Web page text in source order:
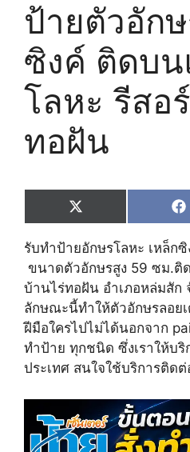
ป้ายตัวอัก
ซิงค์ ติดบน
โลหะ รีสอ
ทอฝัน
Share
on
X
(
T
w
i
t
t
e
r
)
F
c
รับทำป้ายอักษรโลหะ เหล็ก
ขนาดตัวอักษรสูง 59 ซม.ติ
บ้านไร่ทอฝัน อำเภอหล่มสั
ลักษณะนี้ทำให้ตัวอักษรลอย
ฝีมือใครไปไม่ได้นอกจาก
ทำป้าย ทุกชนิด ซึ่งเราให้บริ
ประเทศ สนใจใช้บริการติด